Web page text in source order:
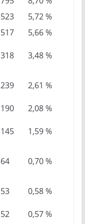
523
5,72 %
517 5,66 %
318 3,48 %
239 2,61 %
190 2,08 %
145 1,59 %
64 0,70 %
53 0,58 %
52
0,57 %